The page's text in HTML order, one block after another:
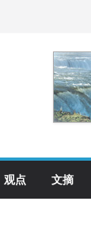
次访华
观点 文摘